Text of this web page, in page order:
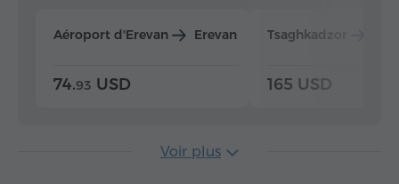
Aéroport d'Erevan Erevan
74.93 USD
Tsaghkadzor
165 USD
Voir plus